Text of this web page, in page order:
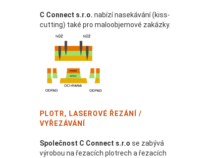
C Connect s.r.o. nabízí nasekávání (kiss-
cutting) také pro maloobjemové zakázky.
PLOTR, LASEROVÉ ŘEZÁNÍ /
VYŘEZÁVÁNÍ
Společnost C Connect s.r.o se zabývá
výrobou na řezacích plotrech a řezacích